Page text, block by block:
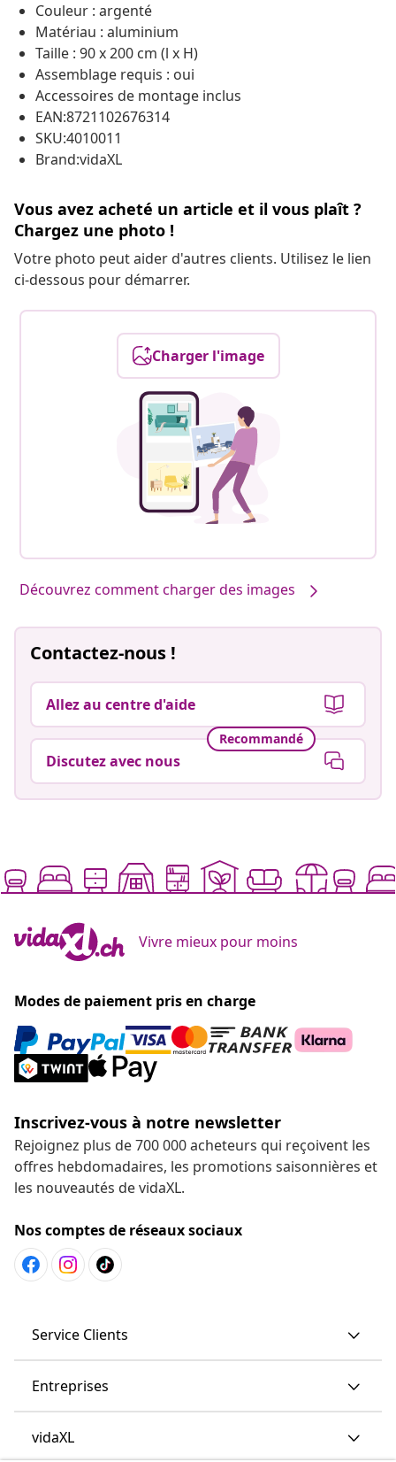
Couleur : argenté
Matériau : aluminium
Taille : 90 x 200 cm (l x H)
Assemblage requis : oui
Accessoires de montage inclus
EAN:8721102676314
SKU:4010011
Brand:vidaXL
Vous avez acheté un article et il vous plaît ?
Chargez une photo !
Votre photo peut aider d'autres clients. Utilisez le lien
ci-dessous pour démarrer.
Charger l'image
Découvrez comment charger des images
Contactez-nous !
Allez au centre d'aide
Recommandé
Discutez avec nous
Vivre mieux pour moins
Modes de paiement pris en charge
Inscrivez-vous à notre newsletter
Rejoignez plus de 700 000 acheteurs qui reçoivent les
offres hebdomadaires, les promotions saisonnières et
les nouveautés de vidaXL.
Nos comptes de réseaux sociaux
Service Clients
Entreprises
vidaXL